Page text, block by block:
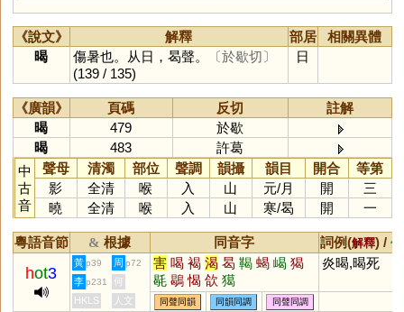
《說文》 解釋 部居
相關異體
暍
傷暑也。从日，曷聲。
〔於歇切〕
(139 / 135)
日
《廣韻》 頁碼 反切
註解
暍
479
於歇
暍
483
許葛
中
古
音
聲母 清濁 部位 聲調 韻攝 韻目 開合
等第
影
全清 喉 入 山 元/月 開
三
曉
全清 喉 入 山 寒/曷 開 一
粵語音節 & 根據 同音字 詞例(解釋) /
hot3
黃 p39 周 p72 害 喝 褐 渴 曷 鞨 蝎 嵑 猲
毼 鶡 愒 欱 獦
炎暍,暍死
李 p231
何
HKLS
人文 同聲同韻 同韻同調 同聲同調